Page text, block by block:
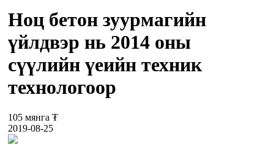
Ноц бетон зуурмагийн
үйлдвэр нь 2014 оны
сүүлийн үеийн техник
технологоор
105 мянга ₮
2019-08-25